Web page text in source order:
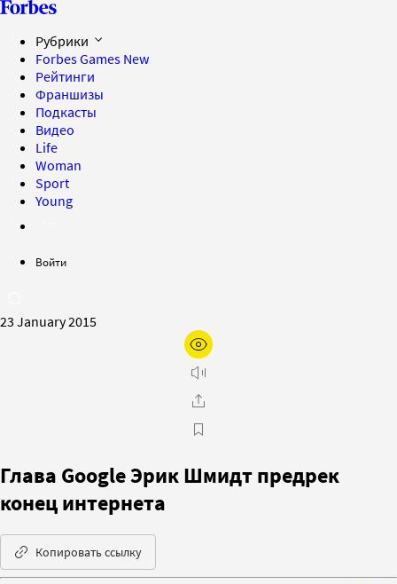
Рубрики
Forbes Games New
Рейтинги
Франшизы
Подкасты
Видео
Life
Woman
Sport
Young
Войти
23 January 2015
Глава Google Эрик Шмидт предрек
конец интернета
Копировать ссылку